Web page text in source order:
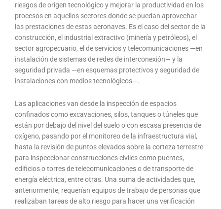
riesgos de origen tecnológico y mejorar la productividad en los
procesos en aquellos sectores donde se puedan aprovechar
las prestaciones de estas aeronaves. Es el caso del sector de la
construcción, el industrial extractivo (minería y petróleos), el
sector agropecuario, el de servicios y telecomunicaciones —en
instalación de sistemas de redes de interconexión— y la
seguridad privada —en esquemas protectivos y seguridad de
instalaciones con medios tecnológicos—.
Las aplicaciones van desde la inspección de espacios
confinados como excavaciones, silos, tanques o túneles que
están por debajo del nivel del suelo o con escasa presencia de
oxígeno, pasando por el monitoreo de la infraestructura vial,
hasta la revisión de puntos elevados sobre la corteza terrestre
para inspeccionar construcciones civiles como puentes,
edificios o torres de telecomunicaciones o de transporte de
energía eléctrica, entre otras. Una suma de actividades que,
anteriormente, requerían equipos de trabajo de personas que
realizaban tareas de alto riesgo para hacer una verificación